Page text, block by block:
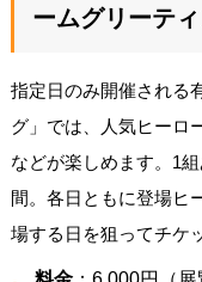
ームグリーティ
指定日のみ開催される
グ」では、人気ヒーロ
などが楽しめます。1
間。各日ともに登場ヒ
場する日を狙ってチケ